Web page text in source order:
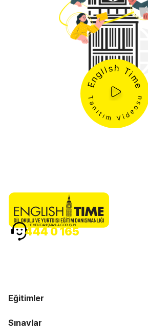
Eğitimler
Sınavlar
HEMEN DANIŞMANLA GÖRÜŞÜN
444 0 165